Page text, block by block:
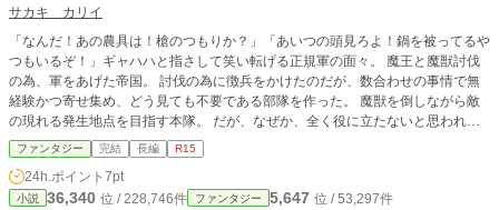
サカキ カリイ
「なんだ！あの農具は！槍のつもりか？」「あいつの頭見ろよ！鍋を被ってるや
つもいるぞ！」ギャハハと指さして笑い転げる正規軍の面々。 魔王と魔獣討伐
の為、軍をあげた帝国。 討伐の為に徴兵をかけたのだが、数合わせの事情で無
経験かつ寄せ集め、どう見ても不要である部隊を作った。 魔獣を倒しながら敵
の現れる発生地点を目指す本隊。 だが、なぜか、全く役に立たないと思われて
いた部隊が、背後に隠されていた陰謀を暴く一端となってしまう…！ 〜以下、
第二章の説明〜 魔道士の術式により、異世界への裂け目が大きくなってしま
い、 ついに哨戒機などという謎の乗り物まで、この世界へあらわれてしま
う…！ 一方で主人公は、渦周辺の平野を、異世界との裂け目を閉じる呪物、巫
ファンタジー 完結 長編 R15
24h.ポイント 7pt
小説 36,340 位 / 228,746件 ファンタジー 5,647 位 / 53,297件